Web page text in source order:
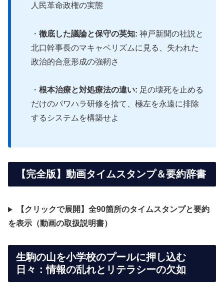
人民革命政権の実態
・ 徹底した議論と保守の英知: 神戸新聞の社説と
北口幹事長のマキャベリズムに見る、失われた
政治的合意形成の強靭さ
・ 根本治療と対処療法の違い: 足の壊死を止める
だけのパワハラ研修を捨て、極左を永遠に排除
するシステムを構築せよ
【完全版】動画タイムスタンプ＆要約辞書
【クリックで展開】全90箇所のタイムスタンプと要約
を表示（動画の取扱説明書）
生駒の山を小学校のプールに押し込む
日々：情報の乱れとリテラシーの欠如